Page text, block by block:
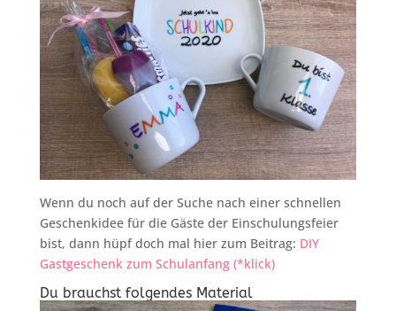
Wenn du noch auf der Suche nach einer schnellen
Geschenkidee für die Gäste der Einschulungsfeier
bist, dann hüpf doch mal hier zum Beitrag: DIY
Gastgeschenk zum Schulanfang (*klick)
Du brauchst folgendes Material